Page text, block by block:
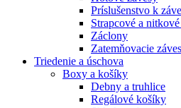
Príslušenstvo k
Strapcové a
Záclony
Zatemňovacie
Triedenie a úschova
Boxy a košíky
Debny a truhlice
Regálové košíky